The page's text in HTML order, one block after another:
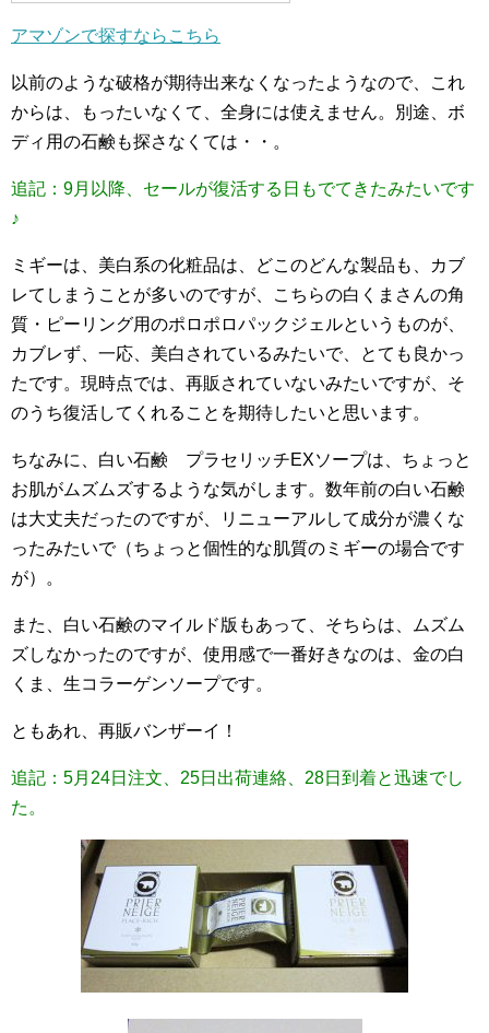
アマゾンで探すならこちら
以前のような破格が期待出来なくなったようなので、これ
からは、もったいなくて、全身には使えません。別途、ボ
ディ用の石鹸も探さなくては・・。
追記：9月以降、セールが復活する日もでてきたみたいです
♪
ミギーは、美白系の化粧品は、どこのどんな製品も、カブ
レてしまうことが多いのですが、こちらの白くまさんの角
質・ピーリング用のポロポロパックジェルというものが、
カブレず、一応、美白されているみたいで、とても良かっ
たです。現時点では、再販されていないみたいですが、そ
のうち復活してくれることを期待したいと思います。
ちなみに、白い石鹸 プラセリッチEXソープは、ちょっと
お肌がムズムズするような気がします。数年前の白い石鹸
は大丈夫だったのですが、リニューアルして成分が濃くな
ったみたいで（ちょっと個性的な肌質のミギーの場合です
が）。
また、白い石鹸のマイルド版もあって、そちらは、ムズム
ズしなかったのですが、使用感で一番好きなのは、金の白
くま、生コラーゲンソープです。
ともあれ、再販バンザーイ！
追記：5月24日注文、25日出荷連絡、28日到着と迅速でし
た。